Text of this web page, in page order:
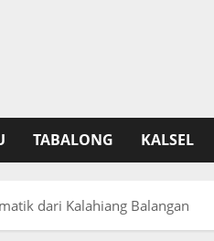
TABALONG KALSEL
dari Kalahiang Balangan